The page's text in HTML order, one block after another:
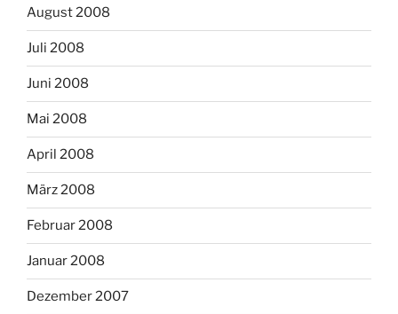
August 2008
Juli 2008
Juni 2008
Mai 2008
April 2008
März 2008
Februar 2008
Januar 2008
Dezember 2007